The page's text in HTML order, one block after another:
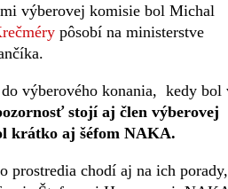
výberovej komisie bol Michal
pôsobí na ministerstve
výberového konania, kedy bol
stojí aj člen výberovej
krátko aj šéfom NAKA.
chodí aj na ich